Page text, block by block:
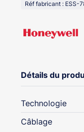
Réf fabricant : ESS-
Détails du
Technologie
Câblage